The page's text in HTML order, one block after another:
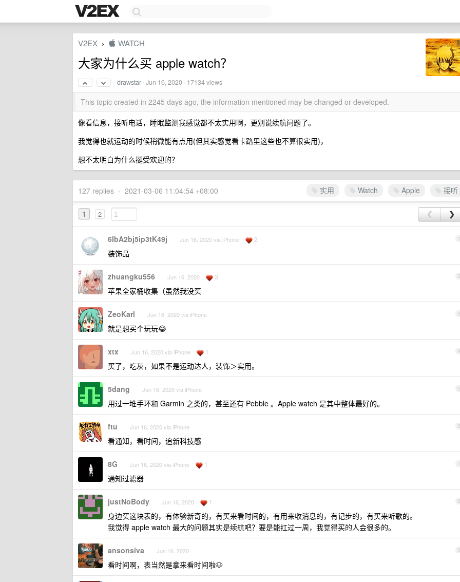
V2EX ›  WATCH
大家为什么买 apple watch？
drawstar ·Jun 16, 2020 · 17134 views
This topic created in 2245 days ago, the information mentioned may be changed or developed.
像看信息，接听电话，睡眠监测我感觉都不太实用啊，更别说续航问题了。
我觉得也就运动的时候稍微能有点用(但其实感觉看卡路里这些也不算很实用)，
想不太明白为什么挺受欢迎的？
实用 Watch Apple 接听
127 replies • 2021-03-06 11:04:54 +08:00
1 2 ❮ ❯
1
6IbA2bj5ip3tK49j Jun 16, 2020 via iPhone 2
装饰品
2
zhuangku556 Jun 16, 2020 3
苹果全家桶收集（虽然我没买
3
ZeoKarl Jun 16, 2020 via iPhone
就是想买个玩玩😂
4
xtx Jun 16, 2020 via iPhone 1
买了，吃灰，如果不是运动达人，装饰＞实用。
5
5dang Jun 16, 2020 via iPhone
用过一堆手环和 Garmin 之类的，甚至还有 Pebble 。Apple watch 是其中整体最好的。
6
ftu Jun 16, 2020 via iPhone
看通知，看时间，追新科技感
7
8G Jun 16, 2020 via iPhone 1
通知过滤器
8
justNoBody Jun 16, 2020 1
身边买这块表的，有体验新奇的，有买来看时间的，有用来收消息的，有记步的，有买来听歌的。
我觉得 apple watch 最大的问题其实是续航吧？要是能扛过一周，我觉得买的人会很多的。
9
ansonsiva Jun 16, 2020
看时间啊，表当然是拿来看时间啦🐶